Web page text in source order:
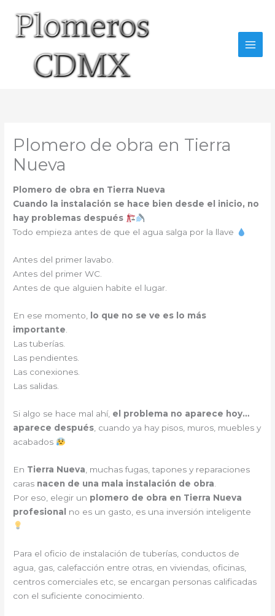
contenido
Plomero de obra en Tierra
Nueva
Plomero de obra en Tierra Nueva
Cuando la instalación se hace bien desde el inicio, no
hay problemas después
Todo empieza antes de que el agua salga por la llave
Antes del primer lavabo.
Antes del primer WC.
Antes de que alguien habite el lugar.
En ese momento,
lo que no se ve es lo más
importante
Las tuberías.
Las pendientes.
Las conexiones.
Las salidas.
Si algo se hace mal ahí, el problema no aparece hoy…
aparece después , cuando ya hay pisos, muros, muebles y
acabados
En Tierra Nueva , muchas fugas, tapones y reparaciones
caras nacen de una mala instalación de obra
Por eso, elegir un plomero de obra en Tierra Nueva
profesional
no es un gasto, es una inversión inteligente
Para el oficio de instalación de tuberías, conductos de
agua, gas, calefacción entre otras, en viviendas, oficinas,
centros comerciales etc, se encargan personas calificadas
con el suficiente conocimiento.